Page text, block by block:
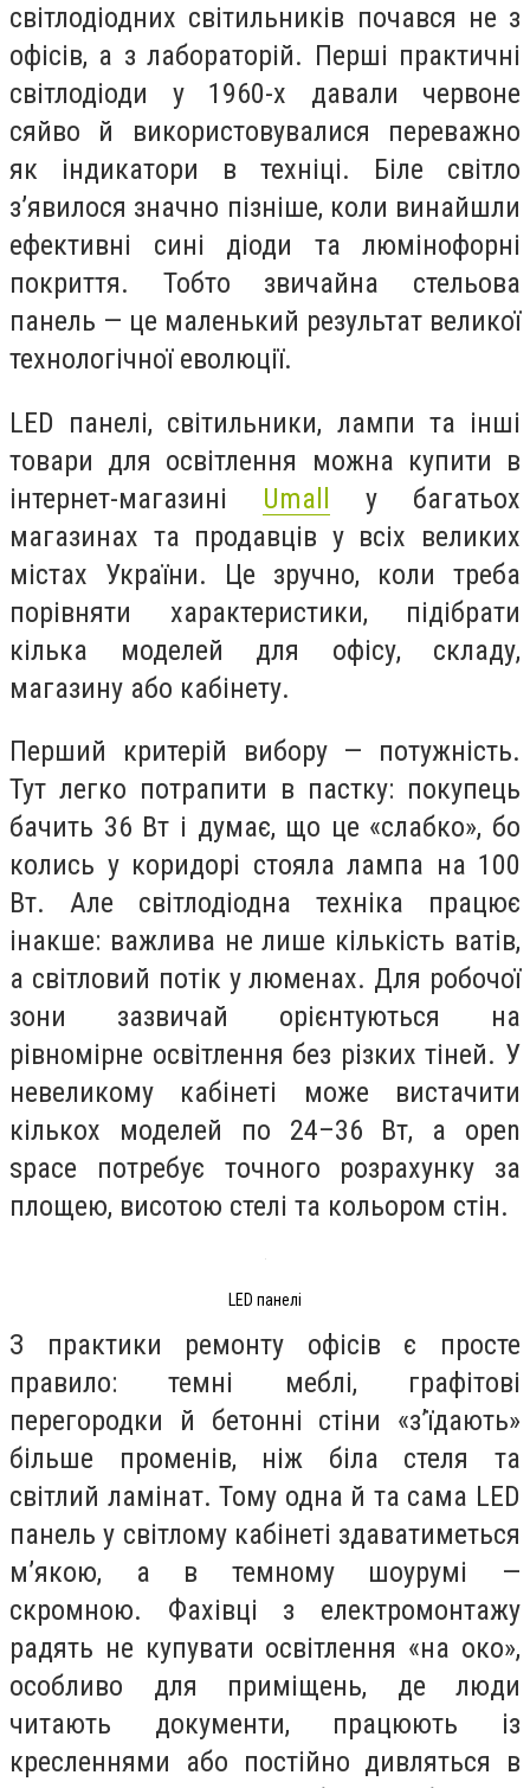
світлодіодних світильників почався не з
офісів, а з лабораторій. Перші практичні
світлодіоди у 1960-х давали червоне
сяйво й використовувалися переважно
як індикатори в техніці. Біле світло
з’явилося значно пізніше, коли винайшли
ефективні сині діоди та люмінофорні
покриття. Тобто звичайна стельова
панель — це маленький результат великої
технологічної еволюції.
LED панелі, світильники, лампи та інші
товари для освітлення можна купити в
інтернет-магазині Umall у багатьох
магазинах та продавців у всіх великих
містах України. Це зручно, коли треба
порівняти характеристики, підібрати
кілька моделей для офісу, складу,
магазину або кабінету.
Перший критерій вибору — потужність.
Тут легко потрапити в пастку: покупець
бачить 36 Вт і думає, що це «слабко», бо
колись у коридорі стояла лампа на 100
Вт. Але світлодіодна техніка працює
інакше: важлива не лише кількість ватів,
а світловий потік у люменах. Для робочої
зони зазвичай орієнтуються на
рівномірне освітлення без різких тіней. У
невеликому кабінеті може вистачити
кількох моделей по 24–36 Вт, а open
space потребує точного розрахунку за
площею, висотою стелі та кольором стін.
LED панелі
З практики ремонту офісів є просте
правило: темні меблі, графітові
перегородки й бетонні стіни «з’їдають»
більше променів, ніж біла стеля та
світлий ламінат. Тому одна й та сама LED
панель у світлому кабінеті здаватиметься
м’якою, а в темному шоурумі —
скромною. Фахівці з електромонтажу
радять не купувати освітлення «на око»,
особливо для приміщень, де люди
читають документи, працюють із
кресленнями або постійно дивляться в